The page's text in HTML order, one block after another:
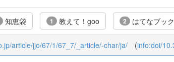
知恵袋 1 教えて！goo 2 はてなブッ
article/jjo/67/1/67_7/_article/-char/ja/ (info:doi/